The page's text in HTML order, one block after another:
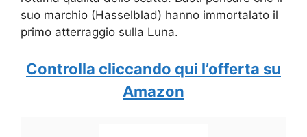
suo marchio (Hasselblad) hanno immortalato il
primo atterraggio sulla Luna.
Controlla cliccando qui l’offerta su
Amazon